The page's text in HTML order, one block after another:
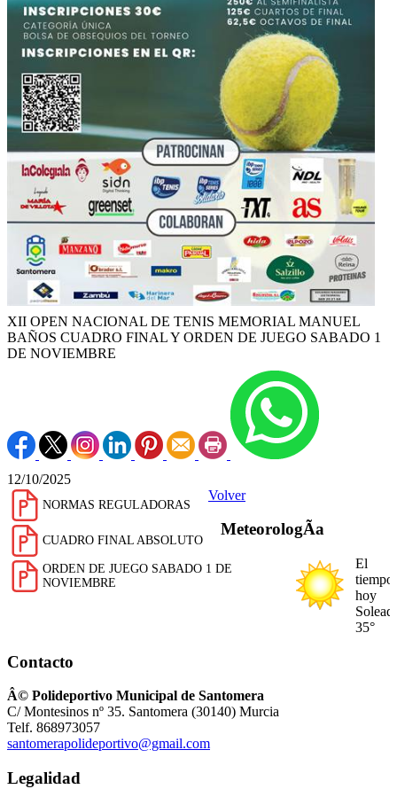
XII OPEN NACIONAL DE TENIS MEMORIAL MANUEL
BAÑOS CUADRO FINAL Y ORDEN DE JUEGO SABADO 1
DE NOVIEMBRE
12/10/2025
NORMAS REGULADORAS
CUADRO FINAL ABSOLUTO
ORDEN DE JUEGO SABADO 1 DE
NOVIEMBRE
Volver
MeteorologÃ­a
El
tiempo
hoy
35°
Contacto
Â© Polideportivo Municipal de Santomera
C/ Montesinos nº 35. Santomera (30140) Murcia
Telf. 868973057
santomerapolideportivo@gmail.com
Legalidad